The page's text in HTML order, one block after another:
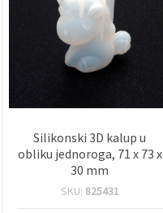
Silikonski 3D kalup u
obliku jednoroga, 71 x 73 x
30 mm
SKU: 825431